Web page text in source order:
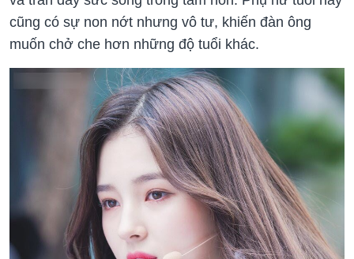
cũng có sự non nớt nhưng vô tư, khiến đàn ông
muốn chở che hơn những độ tuổi khác.